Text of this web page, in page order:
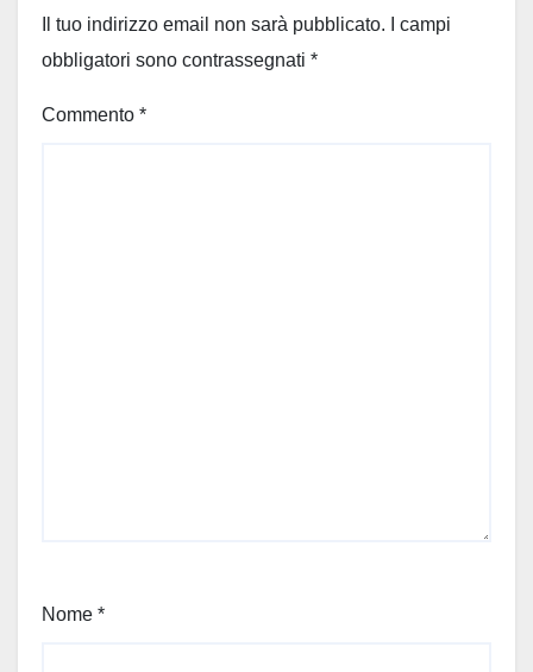
Il tuo indirizzo email non sarà pubblicato.
I campi
obbligatori sono contrassegnati *
Commento *
Nome *